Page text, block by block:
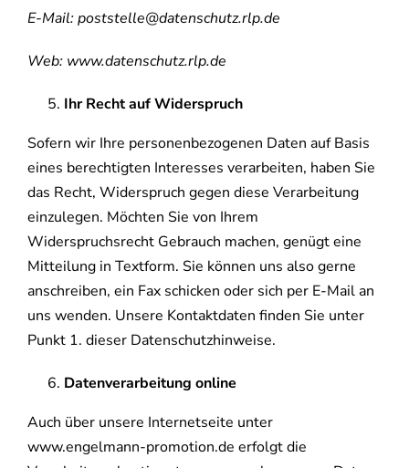
E-Mail: poststelle@datenschutz.rlp.de
Web: www.datenschutz.rlp.de
Ihr Recht auf Widerspruch
Sofern wir Ihre personenbezogenen Daten auf Basis
eines berechtigten Interesses verarbeiten, haben Sie
das Recht, Widerspruch gegen diese Verarbeitung
einzulegen. Möchten Sie von Ihrem
Widerspruchsrecht Gebrauch machen, genügt eine
Mitteilung in Textform. Sie können uns also gerne
anschreiben, ein Fax schicken oder sich per E-Mail an
uns wenden. Unsere Kontaktdaten finden Sie unter
Punkt 1. dieser Datenschutzhinweise.
Datenverarbeitung online
Auch über unsere Internetseite unter
www.engelmann-promotion.de erfolgt die